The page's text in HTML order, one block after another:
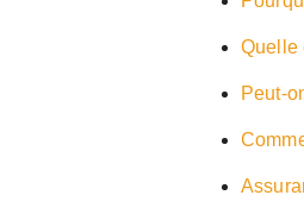
Quelle
Peut-